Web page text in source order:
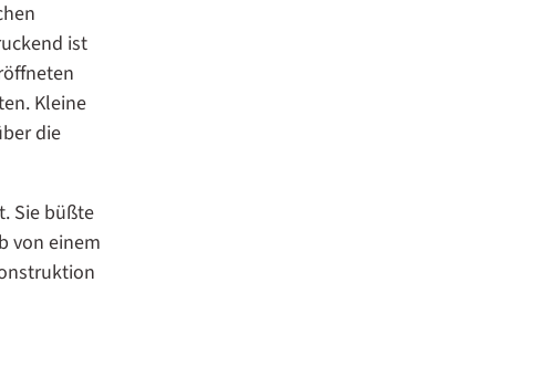
ist
Kleine
die
Sie büßte
von einem